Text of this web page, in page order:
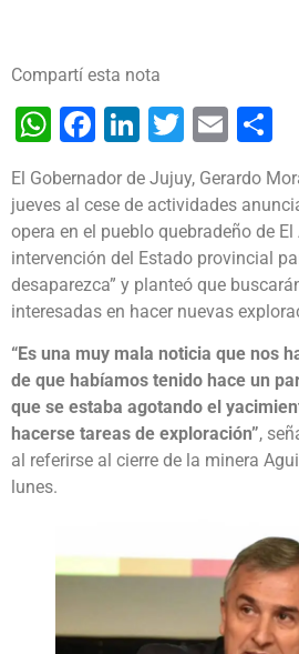
Compartí esta nota
WhatsApp
Facebook
LinkedIn
Twitter
Email
El Gobernador de Jujuy, Gerardo
jueves al cese de actividades
opera en el pueblo quebradeño de
intervención del Estado provincial
desaparezca” y planteó que
interesadas en hacer nuevas
“Es una muy mala noticia que nos
de que habíamos tenido hace un
que se estaba agotando el
hacerse tareas de exploración”,
al referirse al cierre de la minera
lunes.